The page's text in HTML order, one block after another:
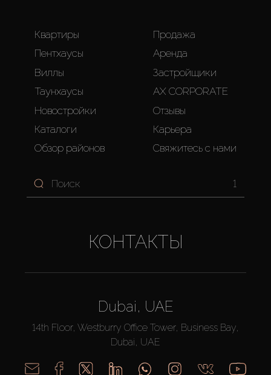
Квартиры
Пентхаусы
Виллы
Таунхаусы
Новостройки
Каталоги
Обзор районов
Продажа
Аренда
Застройщики
AX CORPORATE
Отзывы
Карьера
Свяжитесь с нами
1
КОНТАКТЫ
Dubai, UAE
14th Floor, Westburry Office Tower, Business Bay,
Dubai, UAE